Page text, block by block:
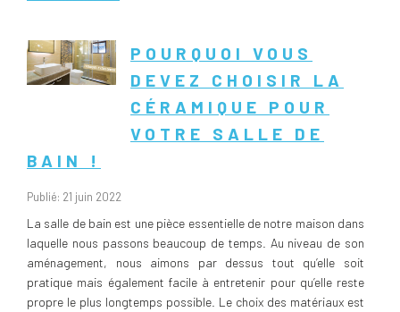
POURQUOI VOUS
DEVEZ CHOISIR LA
CÉRAMIQUE POUR
VOTRE SALLE DE
BAIN !
Publié: 21 juin 2022
La salle de bain est une pièce essentielle de notre maison dans
laquelle nous passons beaucoup de temps. Au niveau de son
aménagement, nous aimons par dessus tout qu’elle soit
pratique mais également facile à entretenir pour qu’elle reste
propre le plus longtemps possible. Le choix des matériaux est